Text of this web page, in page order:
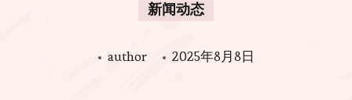
新闻动态
author 2025年8月8日